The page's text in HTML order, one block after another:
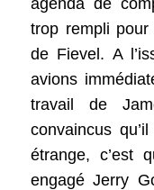
trop rempli pour
de Fievel. A
avions
travail de
convaincus
étrange, c’est
engagé Jerry